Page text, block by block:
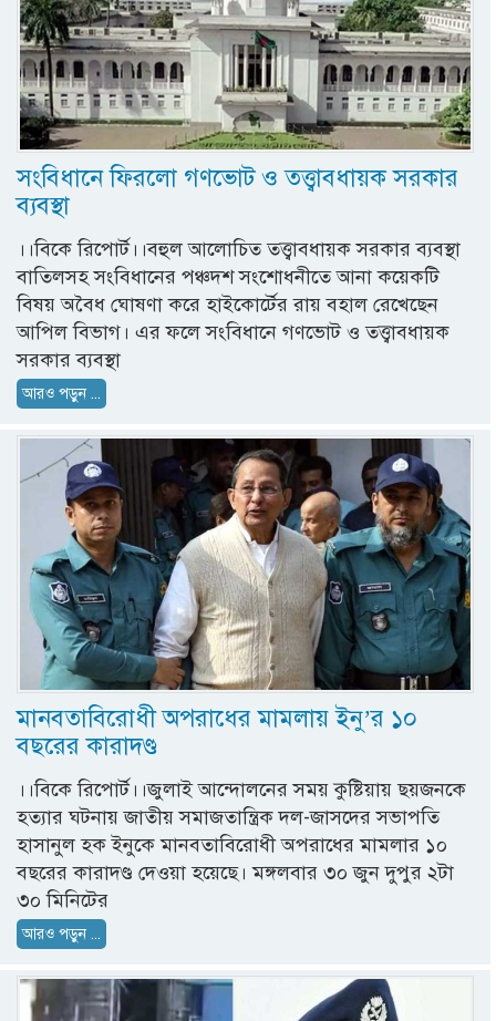
সংবিধানে ফিরলো গণভোট ও তত্ত্বাবধায়ক সরকার
ব্যবস্থা
।।বিকে রিপোর্ট।।বহুল আলোচিত তত্ত্বাবধায়ক সরকার ব্যবস্থা
বাতিলসহ সংবিধানের পঞ্চদশ সংশোধনীতে আনা কয়েকটি
বিষয় অবৈধ ঘোষণা করে হাইকোর্টের রায় বহাল রেখেছেন
আপিল বিভাগ। এর ফলে সংবিধানে গণভোট ও তত্ত্বাবধায়ক
সরকার ব্যবস্থা
আরও পড়ুন ...
মানবতাবিরোধী অপরাধের মামলায় ইনু’র ১০
বছরের কারাদণ্ড
।।বিকে রিপোর্ট।।জুলাই আন্দোলনের সময় কুষ্টিয়ায় ছয়জনকে
হত্যার ঘটনায় জাতীয় সমাজতান্ত্রিক দল-জাসদের সভাপতি
হাসানুল হক ইনুকে মানবতাবিরোধী অপরাধের মামলার ১০
বছরের কারাদণ্ড দেওয়া হয়েছে। মঙ্গলবার ৩০ জুন দুপুর ২টা
৩০ মিনিটের
আরও পড়ুন ...